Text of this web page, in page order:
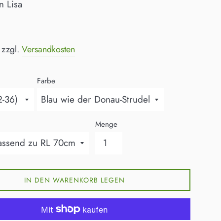
Lisa
Versandkosten
Farbe
Menge
IN DEN WARENKORB LEGEN